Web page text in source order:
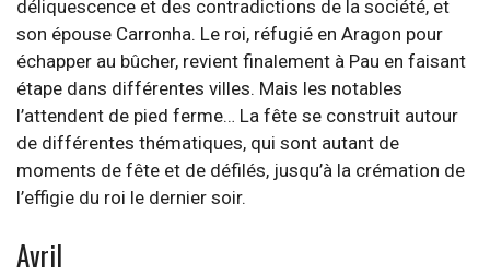
déliquescence et des contradictions de la société, et
son épouse Carronha. Le roi, réfugié en Aragon pour
échapper au bûcher, revient finalement à Pau en faisant
étape dans différentes villes. Mais les notables
l’attendent de pied ferme… La fête se construit autour
de différentes thématiques, qui sont autant de
moments de fête et de défilés, jusqu’à la crémation de
l’effigie du roi le dernier soir.
Avril